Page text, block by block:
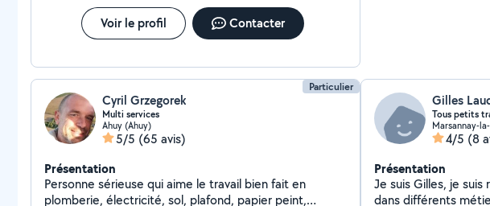
Voir le profil Contacter
Particulier
Cyril Grzegorek
Multi services
Ahuy (Ahuy)
5/5 (65 avis)
Présentation
Personne sérieuse qui aime le travail bien fait en
plomberie, électricité, sol, plafond, papier peint,
Gilles
Tous petits
Marsannay-
4/5 (8
Présentation
Je suis Gilles, je suis retraité, j'ai exercé pendant 40 ans
dans différents métiers du